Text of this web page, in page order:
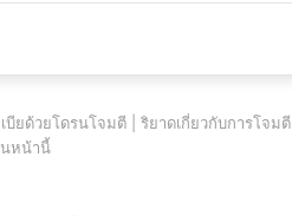
บียด้วยโดรนโจมตี | ริยาดเกี่ยวกับการโจมตี
นหน้านี้